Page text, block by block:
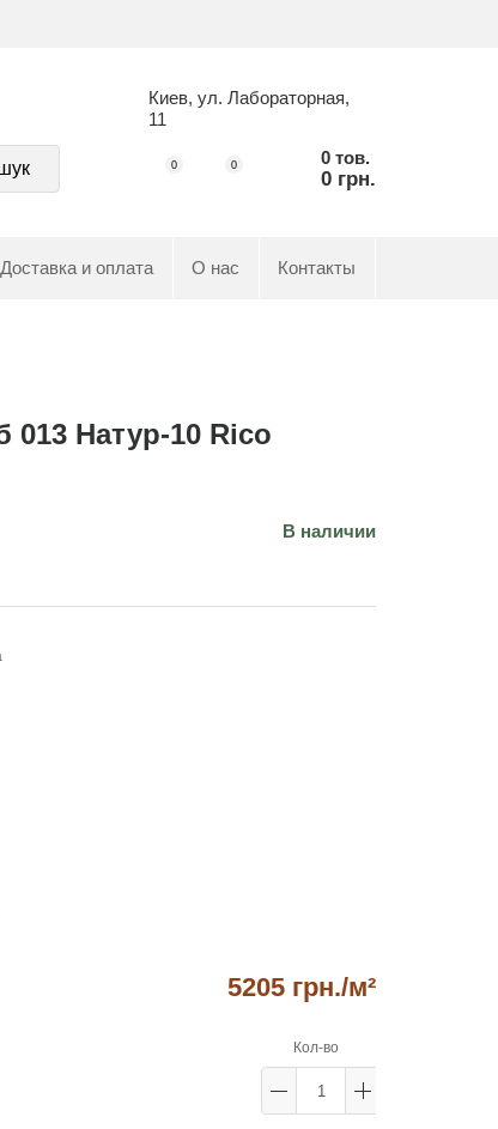
Киев, ул. Лабораторная,
11
0 0 0 тов.
0 грн.
Доставка и оплата О нас Контакты
013 Натур-10 Rico
В наличии
5205 грн./м²
Кол-во